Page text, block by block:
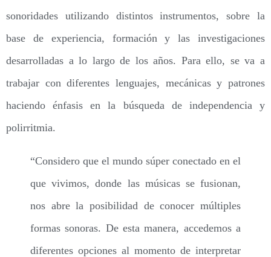
sonoridades utilizando distintos instrumentos, sobre la
base de experiencia, formación y las investigaciones
desarrolladas a lo largo de los años. Para ello, se va a
trabajar con diferentes lenguajes, mecánicas y patrones
haciendo énfasis en la búsqueda de independencia y
polirritmia.
“Considero que el mundo súper conectado en el
que vivimos, donde las músicas se fusionan,
nos abre la posibilidad de conocer múltiples
formas sonoras. De esta manera, accedemos a
diferentes opciones al momento de interpretar